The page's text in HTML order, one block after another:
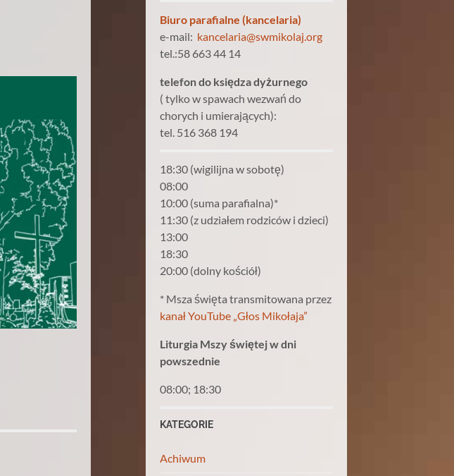
Biuro parafialne (kancelaria)
e-mail: kancelaria@swmikolaj.org
tel.:58 663 44 14
telefon do księdza dyżurnego
( tylko w spawach wezwań do
chorych i umierających):
tel. 516 368 194
18:30 (wigilijna w sobotę)
08:00
10:00 (suma parafialna)*
11:30 (z udziałem rodziców i dzieci)
13:00
18:30
20:00 (dolny kościół)
* Msza święta transmitowana przez
kanał YouTube „Głos Mikołaja”
Liturgia Mszy świętej w dni
powszednie
08:00; 18:30
KATEGORIE
Achiwum